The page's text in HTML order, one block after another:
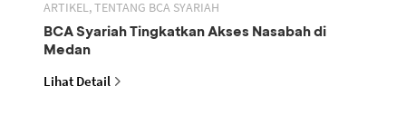
ARTIKEL, TENTANG BCA SYARIAH
BCA Syariah Tingkatkan Akses Nasabah di
Medan
Lihat Detail